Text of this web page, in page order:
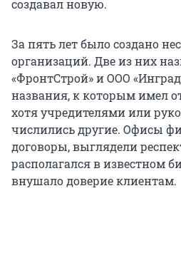
создавал новую.
За пять лет было создано
организаций. Две из них
«ФронтСтрой» и ООО
названия, к которым имел
хотя учредителями или
числились другие. Офисы
договоры, выглядели
располагался в известном
внушало доверие клиентам.